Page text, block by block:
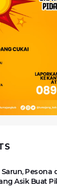
Pesona
Asik Buat